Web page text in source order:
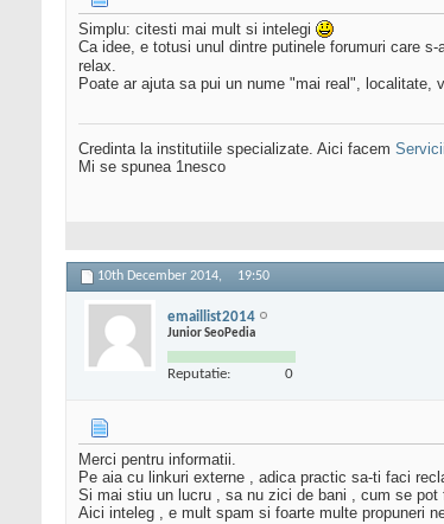
Simplu: citesti mai mult si intelegi
Ca idee, e totusi unul dintre putinele forumuri care
relax.
Poate ar ajuta sa pui un nume "mai real",
Credinta la institutiile specializate. Aici facem
Mi se spunea 1nesco
10th December 2014, 19:50
emaillist2014
Junior SeoPedia
Reputatie: 0
Merci pentru informatii.
Pe aia cu linkuri externe , adica practic sa-ti faci
Si mai stiu un lucru , sa nu zici de bani , cum se pot
Aici inteleg , e mult spam si foarte multe propuneri